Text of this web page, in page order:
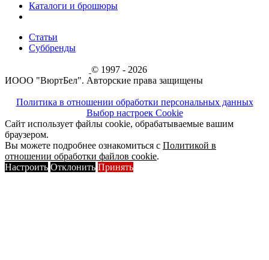
Каталоги и брошюры
Статьи
Суббренды
© 1997 - 2026
ИООО "ВюртБел". Авторские права защищены
Политика в отношении обработки персональных данных
Выбор настроек Cookie
Сайт использует файлы cookie, обрабатываемые вашим
браузером.
Вы можете подробнее ознакомиться с Политикой в
отношении обработки файлов cookie.
Настроить Отклонить Принять